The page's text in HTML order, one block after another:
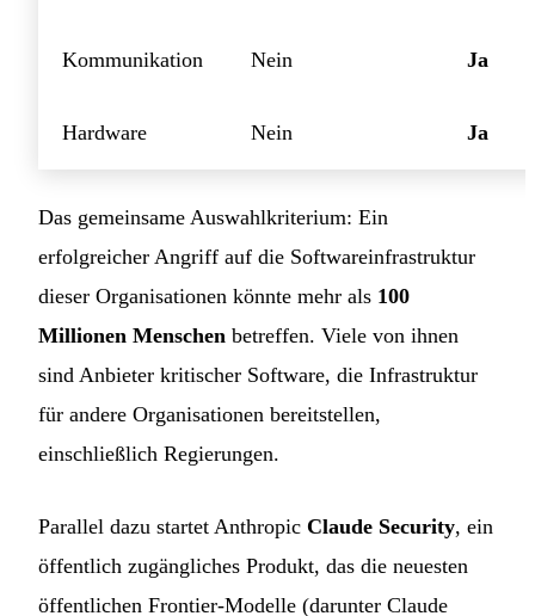
Kommunikation Nein Ja
Hardware Nein Ja
Das gemeinsame Auswahlkriterium: Ein
erfolgreicher Angriff auf die Softwareinfrastruktur
dieser Organisationen könnte mehr als 100
Millionen Menschen betreffen. Viele von ihnen
sind Anbieter kritischer Software, die Infrastruktur
für andere Organisationen bereitstellen,
einschließlich Regierungen.
Parallel dazu startet Anthropic Claude Security, ein
öffentlich zugängliches Produkt, das die neuesten
öffentlichen Frontier-Modelle (darunter Claude